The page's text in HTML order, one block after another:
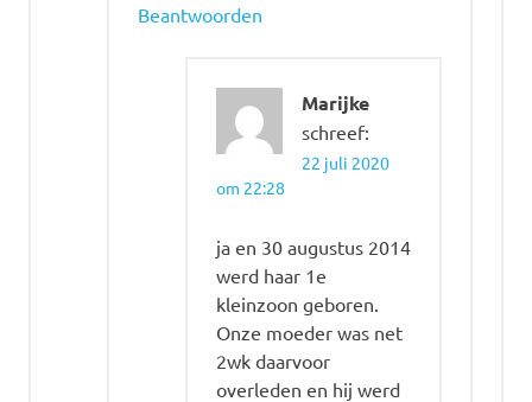
Beantwoorden
Marijke
schreef:
22 juli 2020
om 22:28
ja en 30 augustus 2014
werd haar 1e
kleinzoon geboren.
Onze moeder was net
2wk daarvoor
overleden en hij werd